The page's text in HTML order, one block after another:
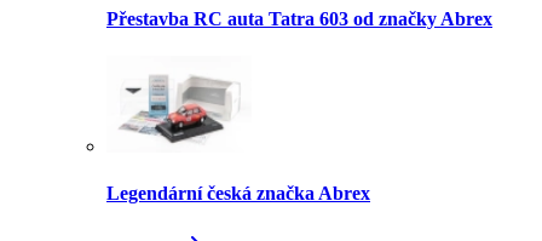
Přestavba RC auta Tatra 603 od značky Abrex
Legendární česká značka Abrex